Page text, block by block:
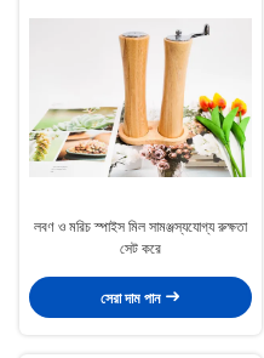
লবণ ও মরিচ স্পাইস মিল সামঞ্জস্যযোগ্য রুক্ষতা
সেট করে
সেরা দাম পান